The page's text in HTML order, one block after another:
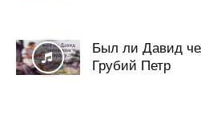
Был ли Давид
Грубий Петр